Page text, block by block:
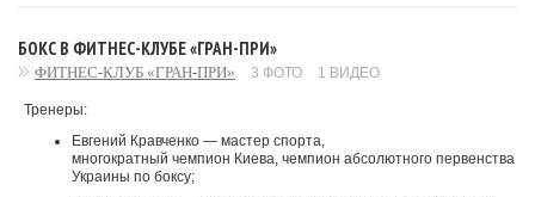
БОКС В ФИТНЕС-КЛУБЕ «ГРАН-ПРИ»
ФИТНЕС-КЛУБ «ГРАН-ПРИ» 3 ФОТО 1 ВИДЕО
Тренеры:
Евгений Кравченко — мастер спорта,
многократный чемпион Киева, чемпион абсолютного первенства
Украины по боксу;